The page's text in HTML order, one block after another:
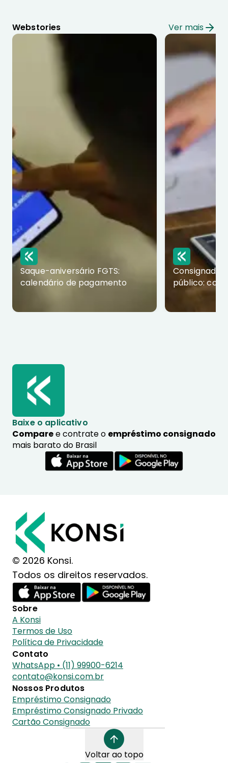
Webstories Ver mais
Saque-aniversário FGTS:
calendário de pagamento
Consignado
público:
Baixe o aplicativo
Comparee contrate o empréstimo consignado
mais barato do Brasil
© 2026 Konsi.
Todos os direitos reservados.
Sobre
A Konsi
Termos de Uso
Política de Privacidade
Contato
WhatsApp • (11) 99900-6214
contato@konsi.com.br
Nossos Produtos
Empréstimo Consignado
Empréstimo Consignado Privado
Cartão Consignado
Voltar ao topo